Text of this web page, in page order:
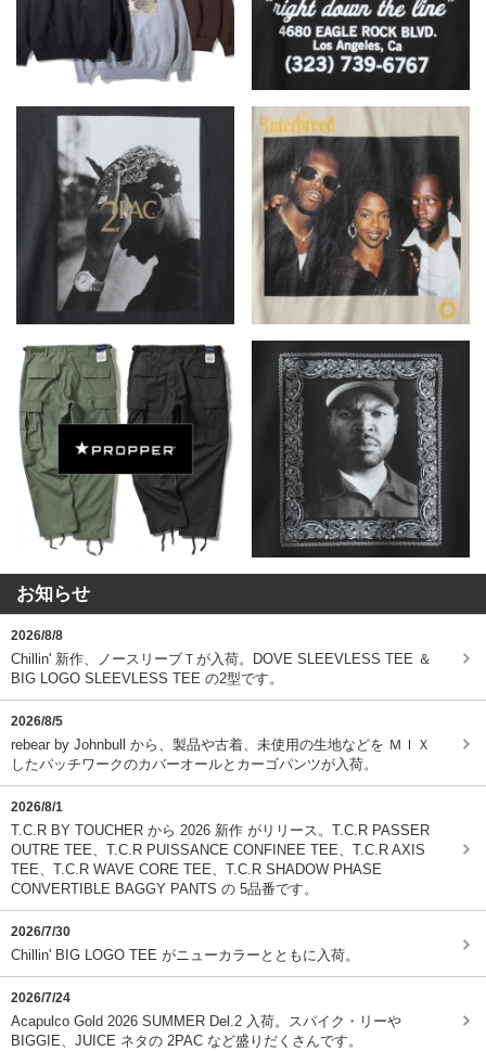
お知らせ
2026/8/8
Chillin' 新作、ノースリーブＴが入荷。DOVE SLEEVLESS TEE ＆
BIG LOGO SLEEVLESS TEE の2型です。
2026/8/5
rebear by Johnbull から、製品や古着、未使用の生地などを ＭＩＸ
したパッチワークのカバーオールとカーゴパンツが入荷。
2026/8/1
T.C.R BY TOUCHER から 2026 新作 がリリース。T.C.R PASSER
OUTRE TEE、T.C.R PUISSANCE CONFINEE TEE、T.C.R AXIS
TEE、T.C.R WAVE CORE TEE、T.C.R SHADOW PHASE
CONVERTIBLE BAGGY PANTS の 5品番です。
2026/7/30
Chillin' BIG LOGO TEE がニューカラーとともに入荷。
2026/7/24
Acapulco Gold 2026 SUMMER Del.2 入荷。スパイク・リーや
BIGGIE、JUICE ネタの 2PAC など盛りだくさんです。